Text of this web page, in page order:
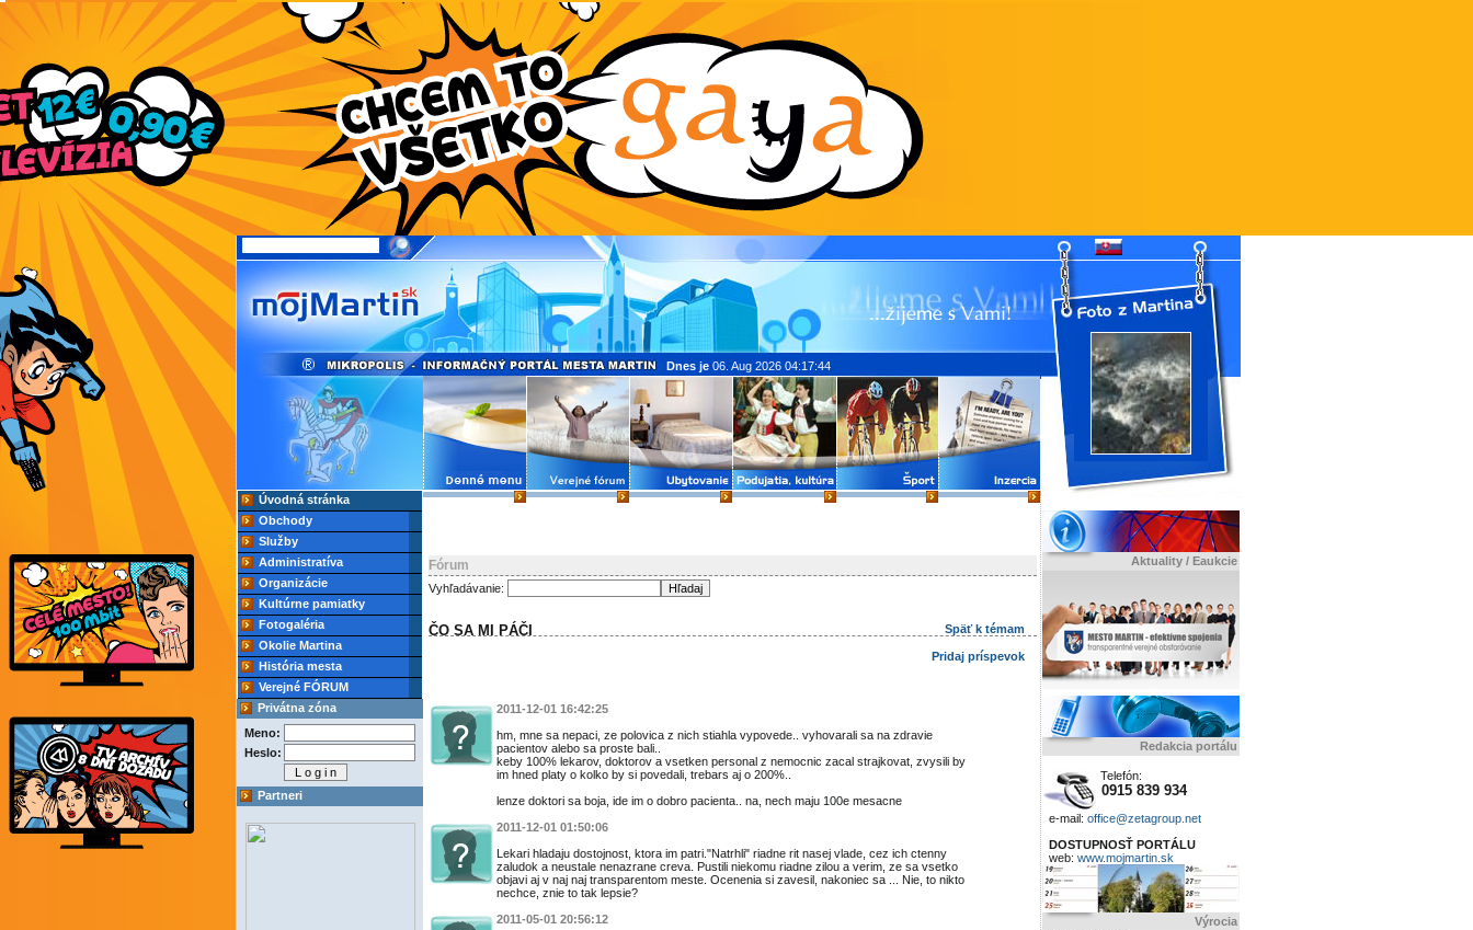
Úvodná stránka
Obchody
Služby
Administratíva
Organizácie
Kultúrne pamiatky
Fotogaléria
Okolie Martina
História mesta
Verejné FÓRUM
Privátna zóna
Meno:
Heslo:
Partneri
Aktuality / Eaukcie
Redakcia portálu
Telefón:
0915 839 934
e-mail: office@zetagroup.net
DOSTUPNOSŤ PORTÁLU
web: www.mojmartin.sk
Výrocia
Dnes je 06. Aug 2026 04:17:44
Fórum
Vyhľadávanie:
ČO SA MI PÁČI Späť k témam
Pridaj príspevok
2011-12-01 16:42:25
hm, mne sa nepaci, ze polovica z nich stiahla vypovede.. vyhovarali sa na zdravie
pacientov alebo sa proste bali..
keby 100% lekarov, doktorov a vsetken personal z nemocnic zacal strajkovat, zvysili by
im hned platy o kolko by si povedali, trebars aj o 200%..
lenze doktori sa boja, ide im o dobro pacienta.. na, nech maju 100e mesacne
2011-12-01 01:50:06
Lekari hladaju dostojnost, ktora im patri."Natrhli" riadne rit nasej vlade, cez ich ctenny
zaludok a neustale nenazrane creva. Pustili niekomu riadne zilou a verim, ze sa vsetko
objavi aj v naj naj transparentom meste. Ocenenia si zavesil, nakoniec sa ... Nie, to nikto
nechce, znie to tak lepsie?
2011-05-01 20:56:12